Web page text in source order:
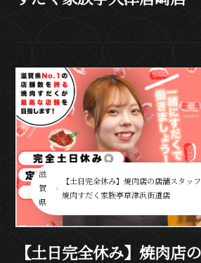
滋
賀
県
【土日完全休み】焼肉店の店舗スタッフ_
焼肉すだく家族亭草津浜街道店
【土日完全休み】焼肉店